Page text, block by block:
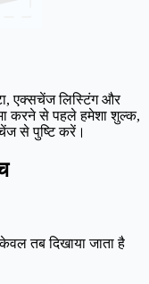
एक्सचेंज लिस्टिंग और
करने से पहले हमेशा शुल्क,
से पुष्टि करें।
तब दिखाया जाता है